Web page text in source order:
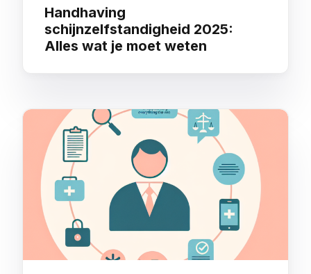
Handhaving
schijnzelfstandigheid 2025:
Alles wat je moet weten